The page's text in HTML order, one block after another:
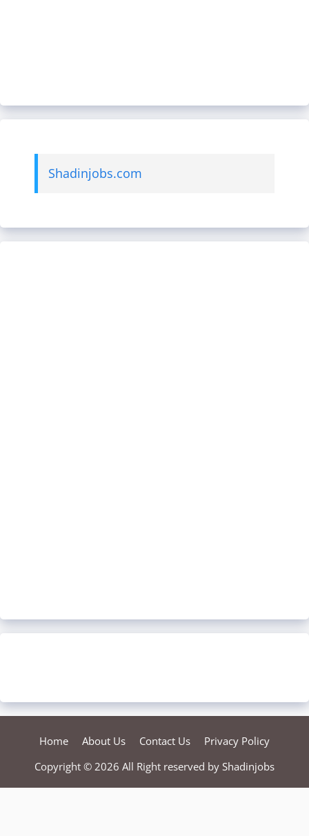
Shadinjobs.com
Home About Us Contact Us
Privacy Policy
Copyright © 2026 All Right reserved by Shadinjobs